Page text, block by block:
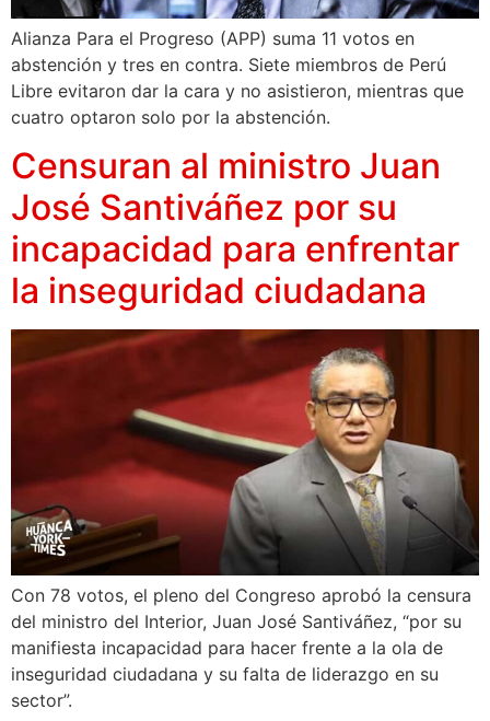
Alianza Para el Progreso (APP) suma 11 votos en
abstención y tres en contra. Siete miembros de Perú
Libre evitaron dar la cara y no asistieron, mientras que
cuatro optaron solo por la abstención.
Censuran al ministro Juan
José Santiváñez por su
incapacidad para enfrentar
la inseguridad ciudadana
Con 78 votos, el pleno del Congreso aprobó la censura
del ministro del Interior, Juan José Santiváñez, “por su
manifiesta incapacidad para hacer frente a la ola de
inseguridad ciudadana y su falta de liderazgo en su
sector”.